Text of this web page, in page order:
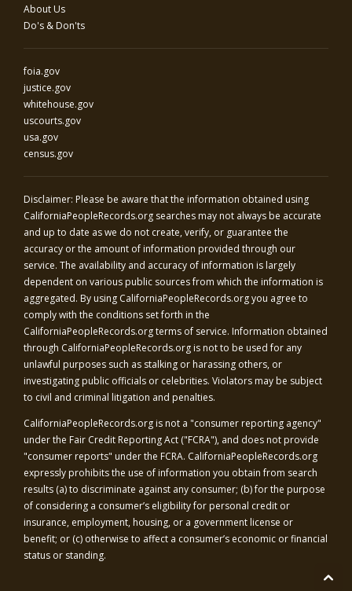
About Us
Do's & Don'ts
foia.gov
justice.gov
whitehouse.gov
uscourts.gov
usa.gov
census.gov
Disclaimer: Please be aware that the information obtained using
CaliforniaPeopleRecords.org searches may not always be accurate
and up to date as we do not create, verify, or guarantee the
accuracy or the amount of information provided through our
service. The availability and accuracy of information is largely
dependent on various public sources from which the information is
aggregated. By using CaliforniaPeopleRecords.orgyou agree to
comply with the conditions set forth in the
CaliforniaPeopleRecords.orgterms of service. Information obtained
through CaliforniaPeopleRecords.org is not to be used for any
unlawful purposes such as stalking or harassing others, or
investigating public officials or celebrities. Violators may be subject
to civil and criminal litigation and penalties.
CaliforniaPeopleRecords.org is not a "consumer reporting agency"
under the Fair Credit Reporting Act ("FCRA"), and does not provide
"consumer reports" under the FCRA. CaliforniaPeopleRecords.org
expressly prohibits the use of information you obtain from search
results (a) to discriminate against any consumer; (b) for the purpose
of considering a consumer’s eligibility for personal credit or
insurance, employment, housing, or a government license or
benefit; or (c) otherwise to affect a consumer’s economic or financial
status or standing.